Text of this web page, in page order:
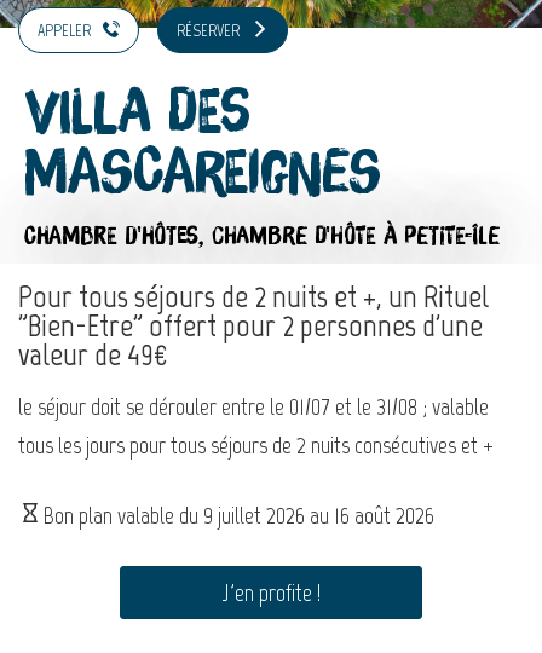
APPELER RÉSERVER
Villa des
Mascareignes
CHAMBRE D'HÔTES, CHAMBRE D'HÔTE À PETITE-ÎLE
Pour tous séjours de 2 nuits et +, un Rituel
"Bien-Etre" offert pour 2 personnes d'une
valeur de 49€
le séjour doit se dérouler entre le 01/07 et le 31/08 ; valable
tous les jours pour tous séjours de 2 nuits consécutives et +
Bon plan valable du 9 juillet 2026 au 16 août 2026
J'en profite !